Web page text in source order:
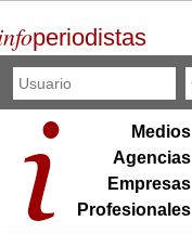
periodistas
Medios
Agencias
Empresas
Profesionales